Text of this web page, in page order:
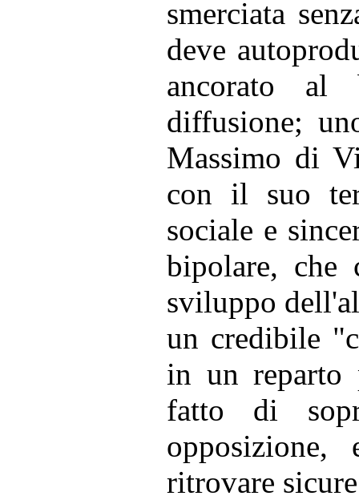
smerciata
deve
ancorato al
diffusione;
Massimo di
con il suo
sociale e
bipolare, che
sviluppo
un credibile
in un reparto
fatto di
ritrovare